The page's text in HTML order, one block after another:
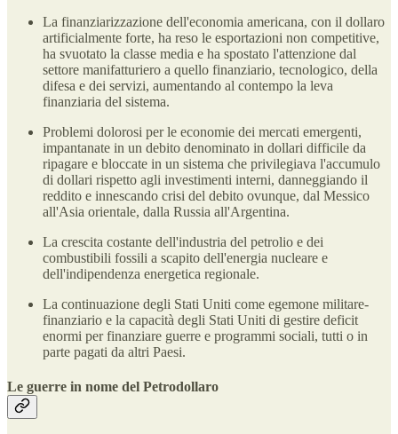
La finanziarizzazione dell'economia americana, con il dollaro
artificialmente forte, ha reso le esportazioni non competitive,
ha svuotato la classe media e ha spostato l'attenzione dal
settore manifatturiero a quello finanziario, tecnologico, della
difesa e dei servizi, aumentando al contempo la leva
finanziaria del sistema.
Problemi dolorosi per le economie dei mercati emergenti,
impantanate in un debito denominato in dollari difficile da
ripagare e bloccate in un sistema che privilegiava l'accumulo
di dollari rispetto agli investimenti interni, danneggiando il
reddito e innescando crisi del debito ovunque, dal Messico
all'Asia orientale, dalla Russia all'Argentina.
La crescita costante dell'industria del petrolio e dei
combustibili fossili a scapito dell'energia nucleare e
dell'indipendenza energetica regionale.
La continuazione degli Stati Uniti come egemone militare-
finanziario e la capacità degli Stati Uniti di gestire deficit
enormi per finanziare guerre e programmi sociali, tutti o in
parte pagati da altri Paesi.
Le guerre in nome del Petrodollaro